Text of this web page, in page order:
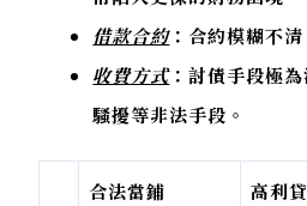
借款合約：合約模糊不
收費方式：討債手段極
騷擾等非法手段。
合法當鋪 高利貸